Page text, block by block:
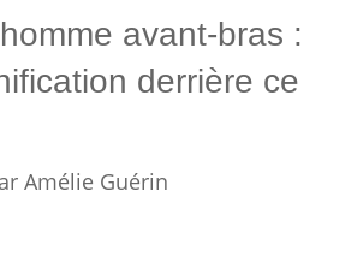
avant-bras :
derrière ce
Amélie Guérin